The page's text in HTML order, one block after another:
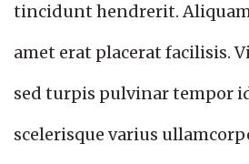
tincidunt hendrerit.
amet erat placerat facilisis.
sed turpis pulvinar tempor
scelerisque varius